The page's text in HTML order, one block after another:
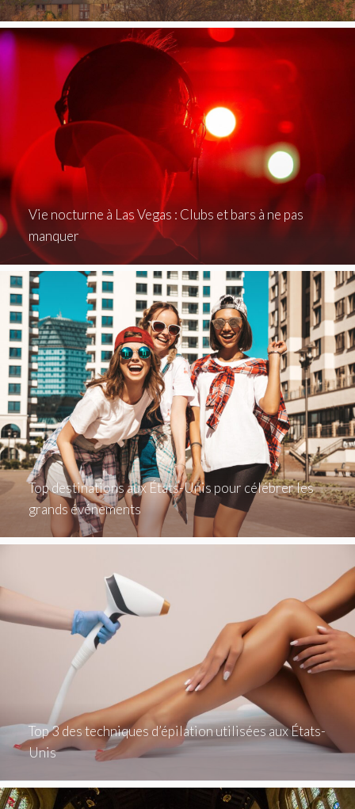
Vie nocturne à Las Vegas : Clubs et bars à ne pas
manquer
Top destinations aux États-Unis pour célébrer les
grands événements
Top 3 des techniques d’épilation utilisées aux États-
Unis